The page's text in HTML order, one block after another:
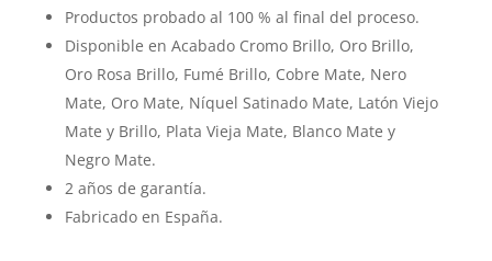
Productos probado al 100 % al final del proceso.
Disponible en Acabado Cromo Brillo, Oro Brillo,
Oro Rosa Brillo, Fumé Brillo, Cobre Mate, Nero
Mate, Oro Mate, Níquel Satinado Mate, Latón Viejo
Mate y Brillo, Plata Vieja Mate, Blanco Mate y
Negro Mate.
2 años de garantía.
Fabricado en España.